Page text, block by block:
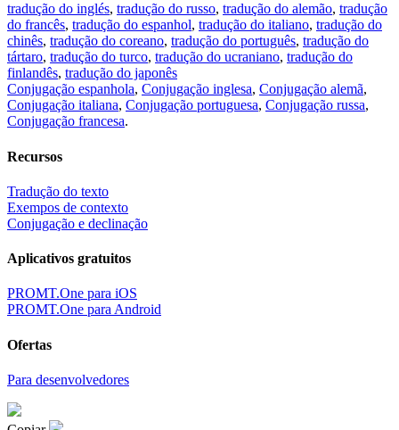
tradução do inglés, tradução do russo, tradução do alemão, tradução
do francês, tradução do espanhol, tradução do italiano, tradução do
chinês, tradução do coreano, tradução do português, tradução do
tártaro, tradução do turco, tradução do ucraniano, tradução do
finlandês, tradução do japonês
Conjugação espanhola, Conjugação inglesa, Conjugação alemã,
Conjugação italiana, Conjugação portuguesa, Conjugação russa,
Conjugação francesa.
Recursos
Tradução do texto
Exempos de contexto
Conjugação e declinação
Aplicativos gratuitos
PROMT.One para iOS
PROMT.One para Android
Ofertas
Para desenvolvedores